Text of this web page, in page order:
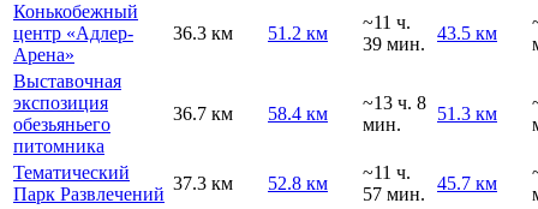
Конькобежный
центр «Адлер-
Арена»
36.3 км 51.2 км
~11 ч.
39 мин.
43.5 км
Выставочная
экспозиция
обезьяньего
питомника
36.7 км 58.4 км
~13 ч. 8
мин.
51.3 км
Тематический
Парк Развлечений
37.3 км 52.8 км
~11 ч.
57 мин.
45.7 км